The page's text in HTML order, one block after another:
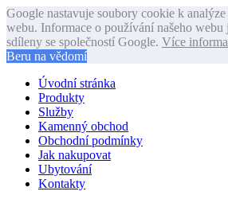
Google nastavuje soubory cookie k
webu. Informace o používání našeho webu
sdíleny se společností Google. Více
Beru na vědomí
Úvodní stránka
Produkty
Služby
Kamenný obchod
Obchodní podmínky
Jak nakupovat
Ubytování
Kontakty